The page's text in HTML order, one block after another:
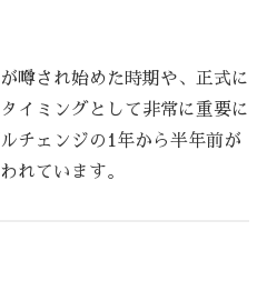
噂され始めた時期や、正式に
イミングとして非常に重要に
チェンジの1年から半年前が
れています。